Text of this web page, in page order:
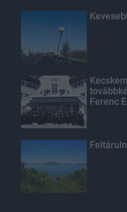
Ferenc